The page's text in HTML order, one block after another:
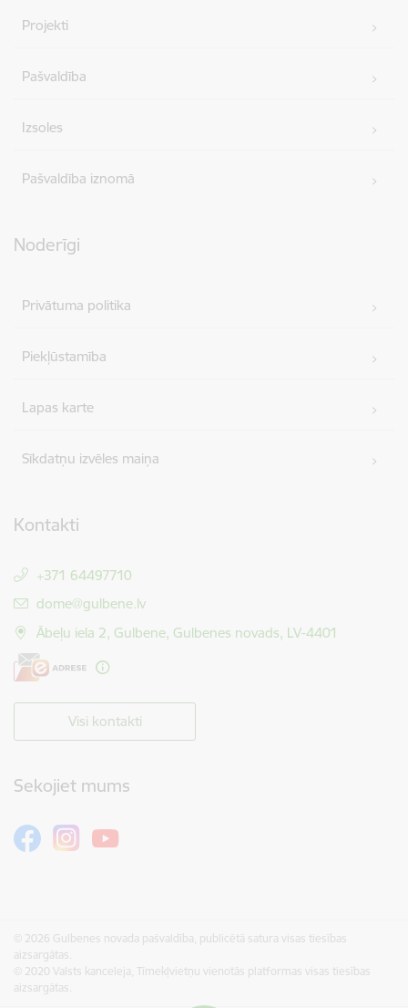
Projekti
Pašvaldība
Izsoles
Pašvaldība iznomā
Noderīgi
Privātuma politika
Piekļūstamība
Lapas karte
Sīkdatņu izvēles maiņa
Kontakti
+371 64497710
E-pasts:
dome@gulbene.lv
Ābeļu iela 2, Gulbene, Gulbenes novads, LV-4401
Visi kontakti
Sekojiet mums
© 2026 Gulbenes novada pašvaldība, publicētā satura visas tiesības
aizsargātas.
© 2020 Valsts kanceleja, Tīmekļvietņu vienotās platformas visas tiesības
aizsargātas.